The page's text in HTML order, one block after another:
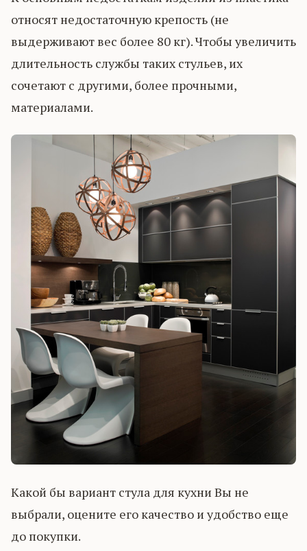
относят недостаточную крепость (не
выдерживают вес более 80 кг). Чтобы увеличить
длительность службы таких стульев, их
сочетают с другими, более прочными,
материалами.
Какой бы вариант стула для кухни Вы не
выбрали, оцените его качество и удобство еще
до покупки.